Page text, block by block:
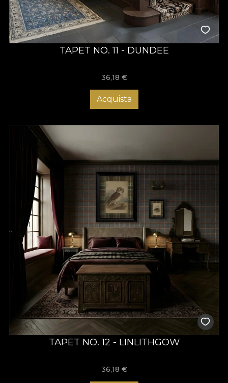
TAPET NO. 11 - DUNDEE
36,18 €
Acquista
TAPET NO. 12 - LINLITHGOW
36,18 €